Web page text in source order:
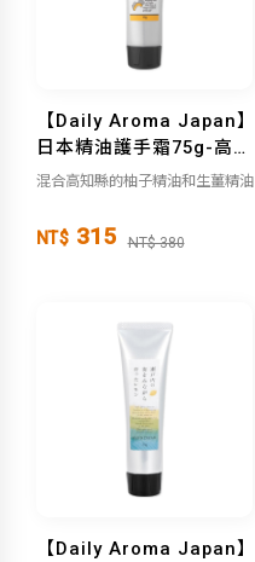
【Daily Aroma Japan】
日本精油護手霜75g-高知
縣柚子生薑
混合高知縣的柚子精油和生薑精油
NT$ 315 NT$ 380
【Daily Aroma Japan】